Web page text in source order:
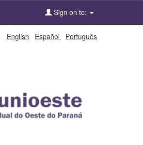
Sign on to:
English Español Português